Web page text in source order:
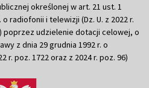
określonej w art. 21 ust. 1
radiofonii i telewizji (Dz. U. z 2022 r.
poprzez udzielenie dotacji celowej, o
z dnia 29 grudnia 1992 r. o
r. poz. 1722 oraz z 2024 r. poz. 96)